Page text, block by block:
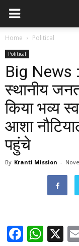
Home Political
Political
Big News :
स्थानीय
किया भव्य
आशा
पहुंचे
By Kranti Mission -
X